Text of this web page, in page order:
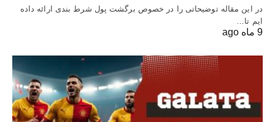
در این مقاله توضیحاتی را در خصوص برگشت پول شرط بندی ارائه داده
ایم تا…
9 ماه ago